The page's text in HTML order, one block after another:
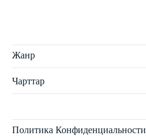
Жанр
Чарттар
Политика Конфиденциальности